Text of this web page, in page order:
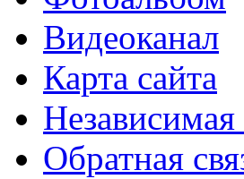
Видеоканал
Карта сайта
Независимая
Обратная